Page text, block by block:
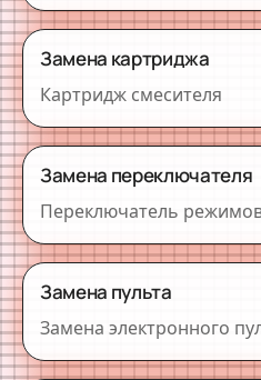
Замена картриджа
Картридж смесителя
Замена переключателя
Переключатель
Замена пульта
Замена электронного